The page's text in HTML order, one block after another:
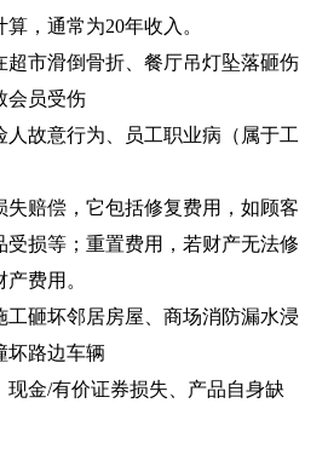
，通常为20年收入。
超市滑倒骨折、餐厅吊灯坠落砸伤
会员受伤
人故意行为、员工职业病（属于工
失赔偿，它包括修复费用，如顾客
受损等；重置费用，若财产无法修
费用。
工砸坏邻居房屋、商场消防漏水浸
坏路边车辆
现金/有价证券损失、产品自身缺